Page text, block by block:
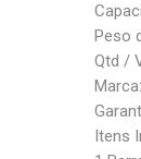
Peso
Qtd /
Itens